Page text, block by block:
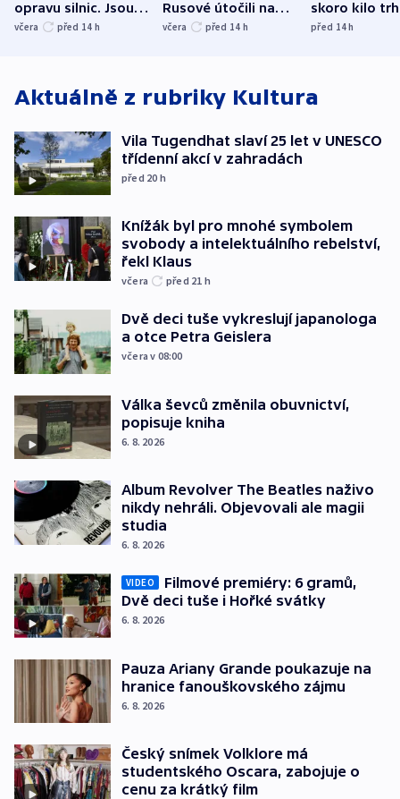
opravu silnic. Jsou
nenárokové, namítá
včera před 14 h
Rusové útočili na
trh, hasiče či
včera před 14 h
skoro kilo
indicie
před 14h
Aktuálně z rubriky Kultura
Vila Tugendhat slaví 25 let v UNESCO
třídenní akcí v zahradách
před 20 h
Knížák byl pro mnohé symbolem
svobody a intelektuálního rebelství,
řekl Klaus
včera před 21 h
Dvě deci tuše vykreslují japanologa
a otce Petra Geislera
včera v 08:00
Válka ševců změnila obuvnictví,
popisuje kniha
6. 8. 2026
Album Revolver The Beatles naživo
nikdy nehráli. Objevovali ale magii
studia
6. 8. 2026
VIDEO
Filmové premiéry: 6 gramů,
Dvě deci tuše i Hořké svátky
6. 8. 2026
Pauza Ariany Grande poukazuje na
hranice fanouškovského zájmu
6. 8. 2026
Český snímek Volklore má
studentského Oscara, zabojuje o
cenu za krátký film